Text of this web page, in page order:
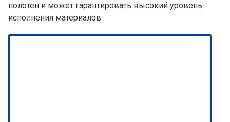
полотен и может гарантировать высокий уровень
исполнения материалов.